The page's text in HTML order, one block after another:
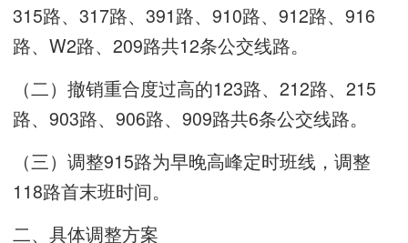
315路、317路、391路、910路、912路、916
路、W2路、209路共12条公交线路。
（二）撤销重合度过高的123路、212路、215
路、903路、906路、909路共6条公交线路。
（三）调整915路为早晚高峰定时班线，调整
118路首末班时间。
二、具体调整方案